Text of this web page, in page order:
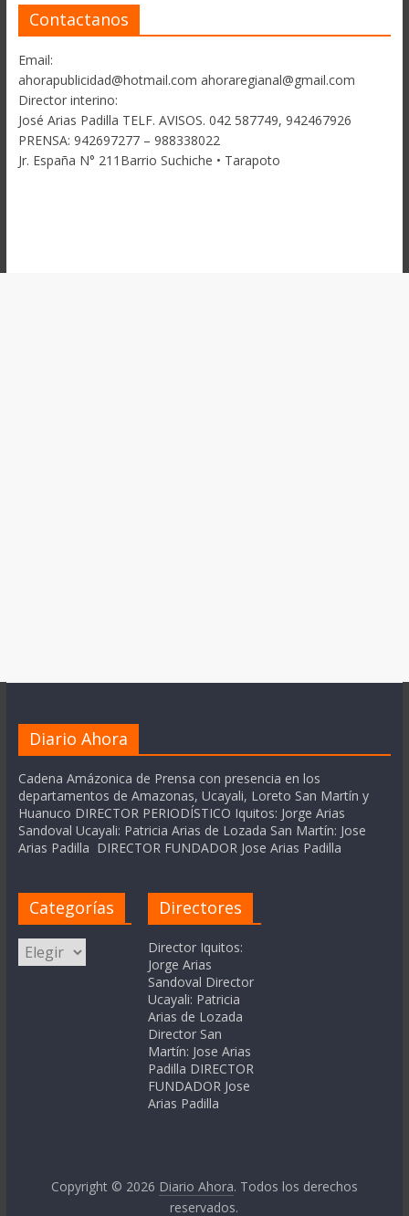
Contactanos
Email:
ahorapublicidad@hotmail.com ahoraregianal@gmail.com
Director interino:
José Arias Padilla TELF. AVISOS. 042 587749, 942467926
PRENSA: 942697277 – 988338022
Jr. España N° 211Barrio Suchiche • Tarapoto
Diario Ahora
Cadena Amázonica de Prensa con presencia en los
departamentos de Amazonas, Ucayali, Loreto San Martín y
Huanuco DIRECTOR PERIODÍSTICO Iquitos: Jorge Arias
Sandoval Ucayali: Patricia Arias de Lozada San Martín: Jose
Arias Padilla DIRECTOR FUNDADOR Jose Arias Padilla
Categorías
Categorías
Directores
Director Iquitos:
Jorge Arias
Sandoval Director
Ucayali: Patricia
Arias de Lozada
Director San
Martín: Jose Arias
Padilla DIRECTOR
FUNDADOR Jose
Arias Padilla
Copyright © 2026 Diario Ahora. Todos los derechos
reservados.